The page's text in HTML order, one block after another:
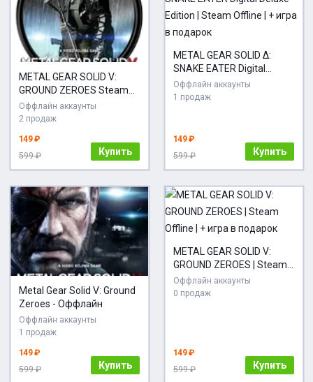
METAL GEAR SOLID V:
GROUND ZEROES Steam
(GLOBAL)
Оффлайн аккаунты
2 продаж
149 ₽
599 ₽
Купить
METAL GEAR SOLID Δ:
SNAKE EATER Digital
Deluxe Edition | Steam
Offline | + игра в подарок
Оффлайн аккаунты
1 продаж
149 ₽
599 ₽
Купить
Metal Gear Solid V: Ground
Zeroes - Оффлайн
Оффлайн аккаунты
1 продаж
149 ₽
599 ₽
Купить
METAL GEAR SOLID V:
GROUND ZEROES | Steam
Offline | + игра в подарок
Оффлайн аккаунты
0 продаж
149 ₽
599 ₽
Купить